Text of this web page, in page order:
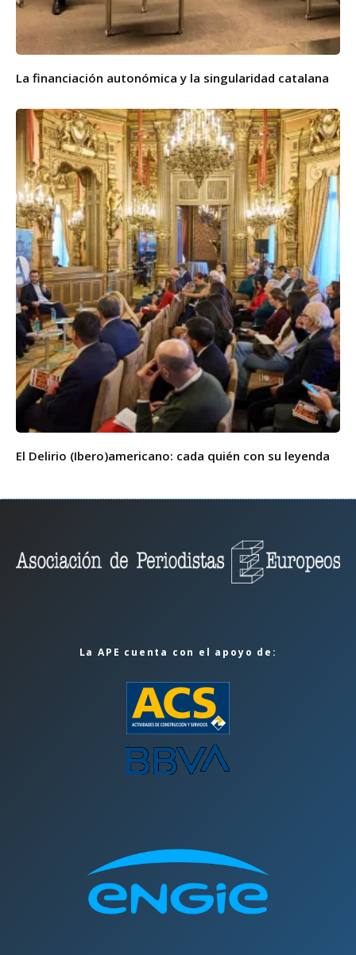
La financiación autonómica y la singularidad catalana
El Delirio (Ibero)americano: cada quién con su leyenda
La APE cuenta con el apoyo de: